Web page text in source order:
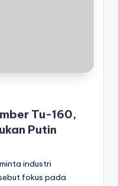
Tu-160,
Putin
industri
fokus pada